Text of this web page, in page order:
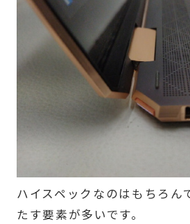
ハイスペックなのはもちろん
たす要素が多いです。